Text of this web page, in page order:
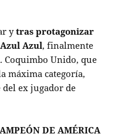
ytras protagonizar
Azul, finalmente
. Coquimbo Unido, que
máxima categoría,
ex jugador de
DE AMÉRICA